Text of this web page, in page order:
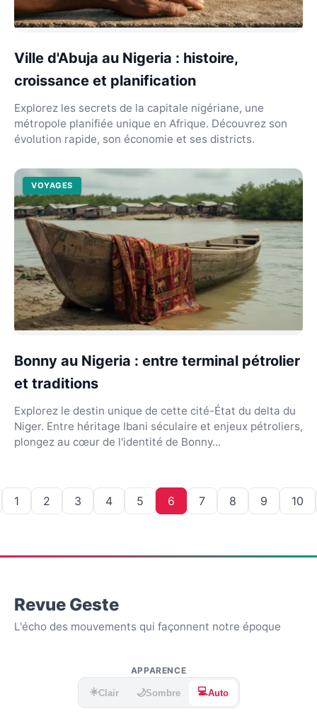
Ville d'Abuja au Nigeria : histoire,
croissance et planification
Explorez les secrets de la capitale nigériane, une
métropole planifiée unique en Afrique. Découvrez son
évolution rapide, son économie et ses districts.
VOYAGES
Bonny au Nigeria : entre terminal pétrolier
et traditions
Explorez le destin unique de cette cité-État du delta du
Niger. Entre héritage Ibani séculaire et enjeux pétroliers,
plongez au cœur de l'identité de Bonny...
1 2 3 4 5 6 7 8 9 10
Revue Geste
L'écho des mouvements qui façonnent notre époque
APPARENCE
☀️Clair 🌙Sombre 💻Auto